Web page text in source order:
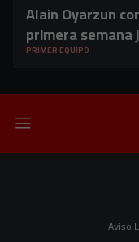
Alain Oyarzun
primera
PRIMER EQUIPO
Aviso